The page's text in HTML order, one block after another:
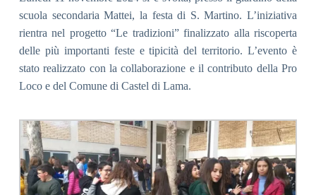
scuola secondaria Mattei, la festa di S. Martino. L’iniziativa
rientra nel progetto “Le tradizioni” finalizzato alla riscoperta
delle più importanti feste e tipicità del territorio. L’evento è
stato realizzato con la collaborazione e il contributo della Pro
Loco e del Comune di Castel di Lama.